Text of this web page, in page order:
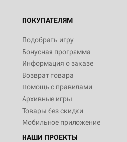
ПОКУПАТЕЛЯМ
Подобрать игру
Бонусная программа
Информация о заказе
Возврат товара
Помощь с правилами
Архивные игры
Товары без скидки
Мобильное приложение
НАШИ ПРОЕКТЫ